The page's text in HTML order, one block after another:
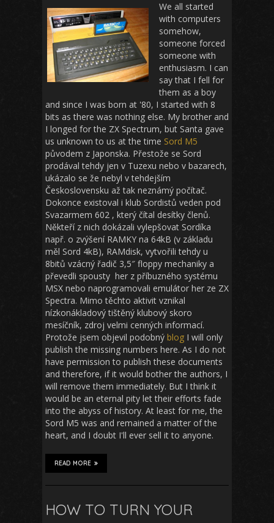
We all started
with computers
somehow,
someone forced
someone with
enthusiasm. I can
say that I fell for
them as a boy
and since I was born at '80, I started with 8
bits as there was nothing else. My brother and
I longed for the ZX Spectrum, but Santa gave
us unknown to us at the time Sord M5
původem z Japonska. Přestože se Sord
prodával tehdy jen v Tuzexu nebo v bazarech,
ukázalo se že nebyl v tehdejším
Československu až tak neznámý počítač.
Dokonce existoval i klub Sordistů veden pod
Svazarmem 602 , který čítal desítky členů.
Někteří z nich dokázali vylepšovat Sordíka
např. o zvýšení RAMKY na 64kB (v základu
měl Sord 4kB), RAMdisk, vytvořili tehdy u
8bitů vzácný řadič 3,5″ floppy mechaniky a
převedli spousty her z příbuzného systému
MSX nebo naprogramovali emulátor her ze ZX
Spectra. Mimo těchto aktivit vznikal
nízkonákladový tištěný klubový skoro
mesíčník, zdroj velmi cenných informací.
Protože jsem objevil podobný blog I will only
publish the missing numbers here. As I do not
have permission to publish these documents
and therefore, if it would bother the authors, I
will remove them immediately. But I think it
would be an eternal pity let their efforts fade
into the abyss of history. At least for me, the
Sord M5 was and remained a matter of the
heart, and I doubt I'll ever sell it to anyone.
READ MORE
HOW TO TURN YOUR